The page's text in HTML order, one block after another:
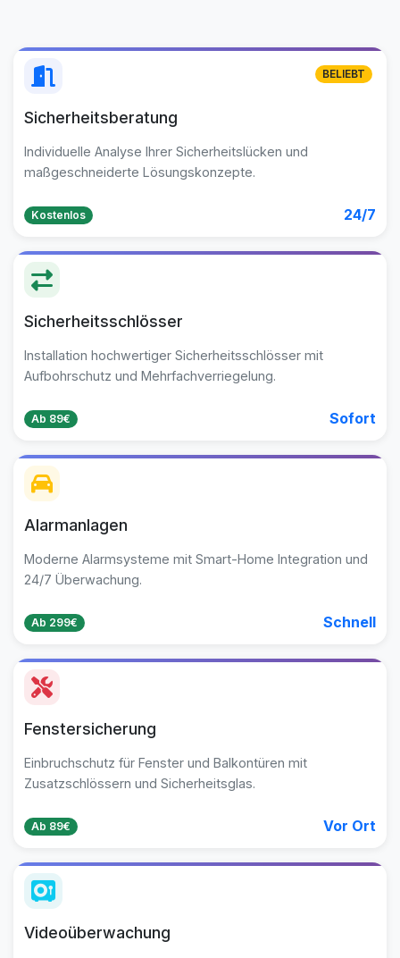
Sicherheitsberatung
Individuelle Analyse Ihrer Sicherheitslücken und
maßgeschneiderte Lösungskonzepte.
Kostenlos 24/7
BELIEBT
Sicherheitsschlösser
Installation hochwertiger Sicherheitsschlösser mit
Aufbohrschutz und Mehrfachverriegelung.
Ab 89€ Sofort
Alarmanlagen
Moderne Alarmsysteme mit Smart-Home Integration und
24/7 Überwachung.
Ab 299€ Schnell
Fenstersicherung
Einbruchschutz für Fenster und Balkontüren mit
Zusatzschlössern und Sicherheitsglas.
Ab 89€ Vor Ort
Videoüberwachung